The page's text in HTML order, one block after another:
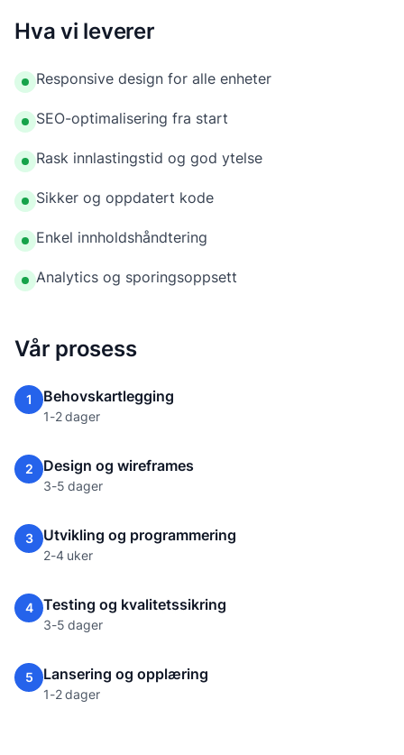
Hva vi leverer
Responsive design for alle enheter
SEO-optimalisering fra start
Rask innlastingstid og god ytelse
Sikker og oppdatert kode
Enkel innholdshåndtering
Analytics og sporingsoppsett
Vår prosess
1 Behovskartlegging
1-2 dager
2 Design og wireframes
3-5 dager
3 Utvikling og programmering
2-4 uker
4 Testing og kvalitetssikring
3-5 dager
5 Lansering og opplæring
1-2 dager